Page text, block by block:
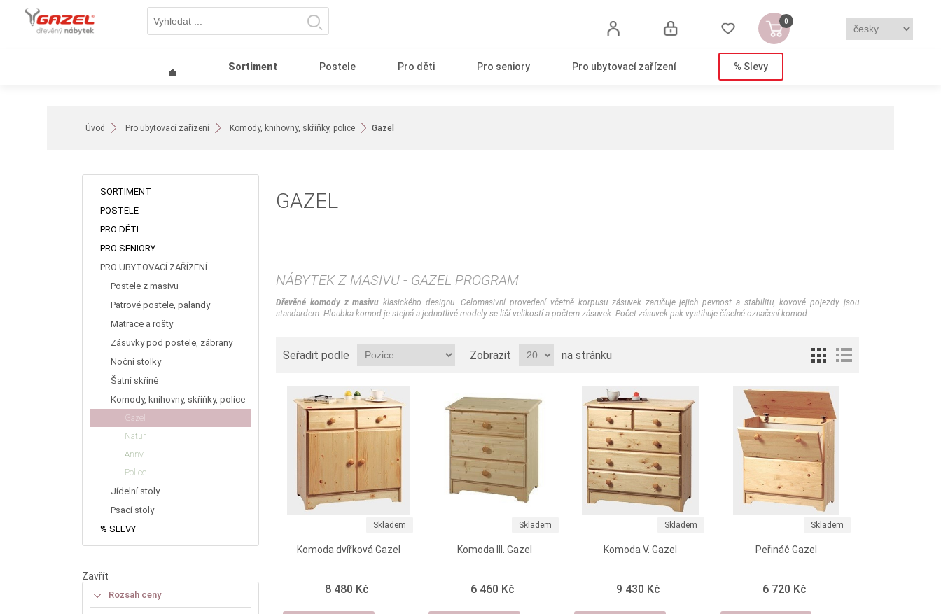
0
Sortiment Postele Pro děti Pro seniory Pro ubytovací zařízení % Slevy
Úvod Pro ubytovací zařízení Komody, knihovny, skříňky, police Gazel
SORTIMENT
POSTELE
PRO DĚTI
PRO SENIORY
PRO UBYTOVACÍ ZAŘÍZENÍ
Postele z masivu
Patrové postele, palandy
Matrace a rošty
Zásuvky pod postele, zábrany
Noční stolky
Šatní skříně
Komody, knihovny, skříňky, police
Gazel
Natur
Anny
Police
Jídelní stoly
Psací stoly
% SLEVY
Zavřít
Rozsah ceny
GAZEL
NÁBYTEK Z MASIVU - GAZEL PROGRAM
Dřevěné komody z masivu klasického designu. Celomasivní provedení včetně korpusu zásuvek zaručuje jejich pevnost a stabilitu, kovové pojezdy jsou
standardem. Hloubka komod je stejná a jednotlivé modely se liší velikostí a počtem zásuvek. Počet zásuvek pak vystihuje číselné označení komod.
Seřadit podle Zobrazit na stránku
Skladem
Komoda dvířková Gazel
8 480 Kč
Skladem
Komoda III. Gazel
6 460 Kč
Skladem
Komoda V. Gazel
9 430 Kč
Skladem
Peřináč Gazel
6 720 Kč